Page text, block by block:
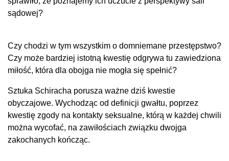
sądowej?
Czy chodzi w tym wszystkim o domniemane przestępstwo?
Czy może bardziej istotną kwestię odgrywa tu zawiedziona
miłość, która dla obojga nie mogła się spełnić?
Sztuka Schiracha porusza ważne dziś kwestie
obyczajowe. Wychodząc od definicji gwałtu, poprzez
kwestię zgody na kontakty seksualne, którą w każdej chwili
można wycofać, na zawiłościach związku dwojga
zakochanych kończąc.